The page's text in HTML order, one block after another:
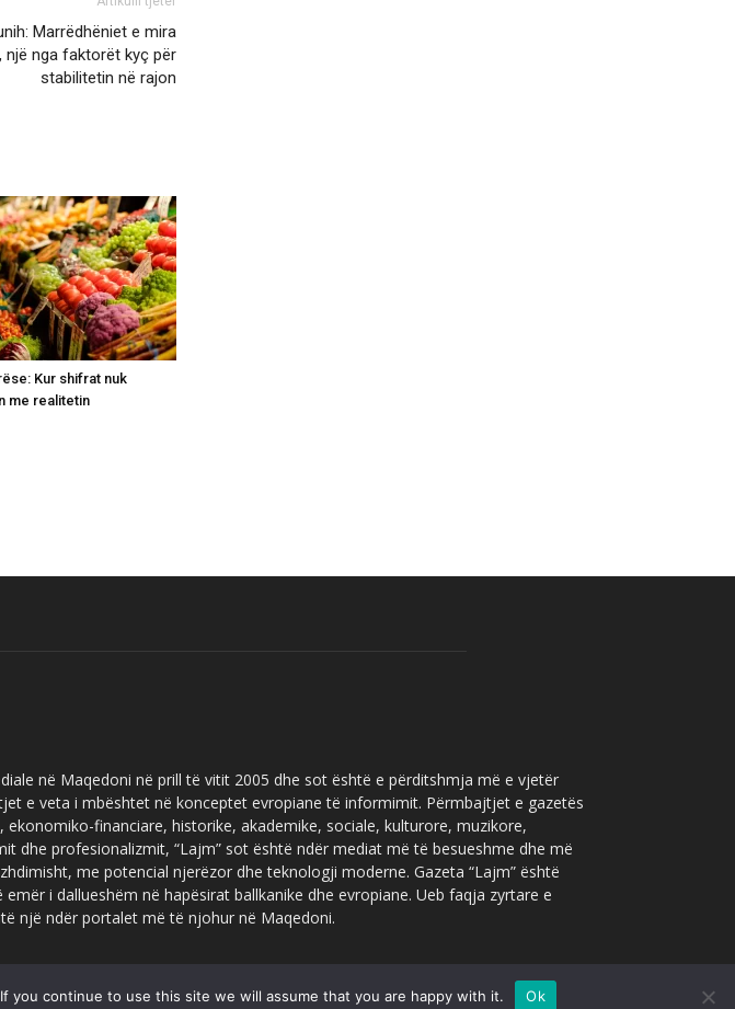
Marrëdhëniet e mira
një nga faktorët kyç për
stabilitetin në rajon
Kur shifrat nuk
me realitetin
në Maqedoni në prill të vitit 2005 dhe sot është e përditshmja më e vjetër
e veta i mbështet në konceptet evropiane të informimit. Përmbajtjet e gazetës
ekonomiko-financiare, historike, akademike, sociale, kulturore, muzikore,
dhe profesionalizmit, “Lajm” sot është ndër mediat më të besueshme dhe më
me potencial njerëzor dhe teknologji moderne. Gazeta “Lajm” është
i dallueshëm në hapësirat ballkanike dhe evropiane. Ueb faqja zyrtare e
një ndër portalet më të njohur në Maqedoni.
continue to use this site we will assume that you are happy with it. Ok